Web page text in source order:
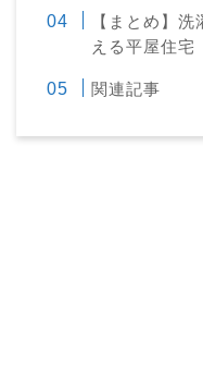
【まとめ】
える平屋住宅
関連記事